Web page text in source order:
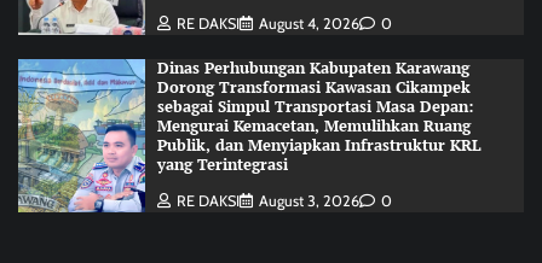
RE DAKSI August 4, 2026 0
Dinas Perhubungan Kabupaten Karawang
Dorong Transformasi Kawasan Cikampek
sebagai Simpul Transportasi Masa Depan:
Mengurai Kemacetan, Memulihkan Ruang
Publik, dan Menyiapkan Infrastruktur KRL
yang Terintegrasi
RE DAKSI August 3, 2026 0